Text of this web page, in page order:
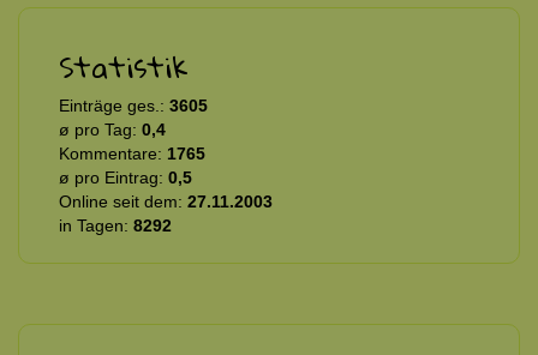
Statistik
Einträge ges.: 3605
ø pro Tag: 0,4
Kommentare: 1765
ø pro Eintrag: 0,5
Online seit dem: 27.11.2003
in Tagen: 8292